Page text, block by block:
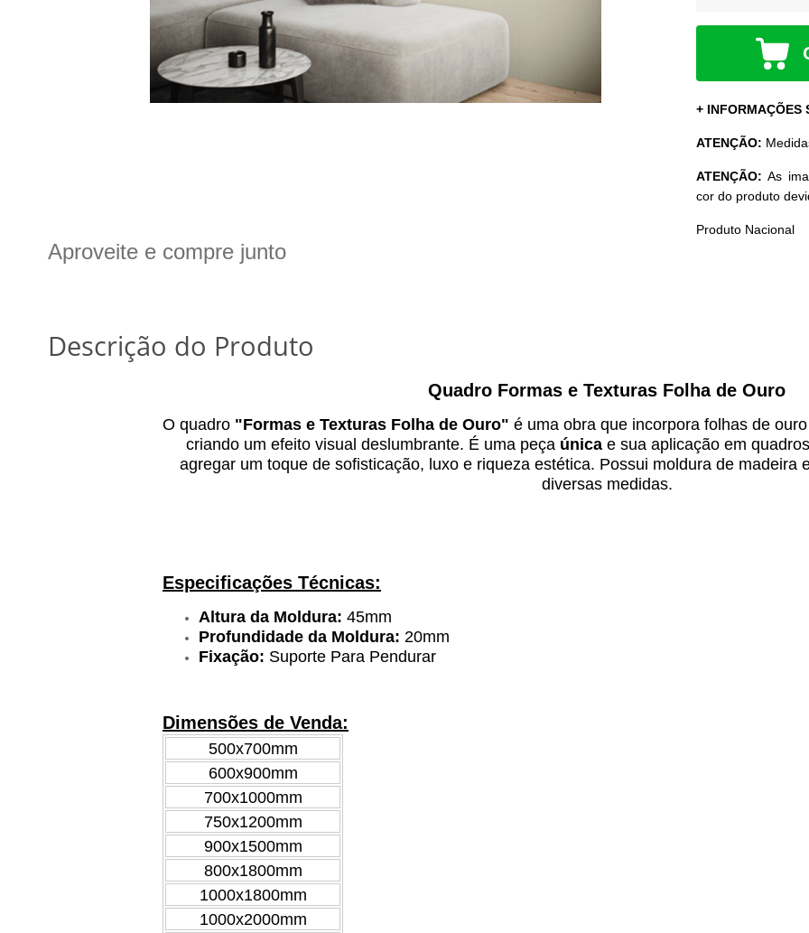
+ INFORMAÇÕES
ATENÇÃO:
ATENÇÃO:As
cor do produto
Produto Nacional
Aproveite e compre junto
Descrição do Produto
Quadro Formas e Texturas Folha de Ouro
O quadro "Formas e Texturas Folha de Ouro" é uma obra que incorpora folhas de
criando um efeito visual deslumbrante. É uma peça única e sua aplicação em
agregar um toque de sofisticação, luxo e riqueza estética. Possui moldura de madeira
diversas medidas.
Especificações Técnicas:
Altura da Moldura: 45mm
Profundidade da Moldura: 20mm
Fixação: Suporte Para Pendurar
Dimensões de Venda:
500x700mm
600x900mm
700x1000mm
750x1200mm
900x1500mm
800x1800mm
1000x1800mm
1000x2000mm